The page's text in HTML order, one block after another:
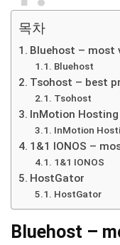
목차
Bluehost – most
Bluehost
Tsohost – best
Tsohost
InMotion
InMotion
1&1 IONOS –
1&1 IONOS
HostGator
HostGator
Bluehost –